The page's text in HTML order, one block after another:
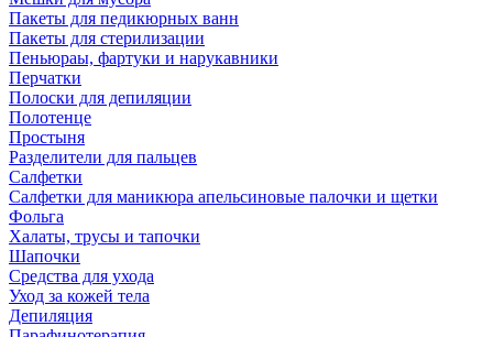
Пакеты для педикюрных ванн
Пакеты для стерилизации
Пеньюраы, фартуки и нарукавники
Перчатки
Полоски для депиляции
Полотенце
Простыня
Разделители для пальцев
Салфетки
Салфетки для маникюра апельсиновые палочки и щетки
Фольга
Халаты, трусы и тапочки
Шапочки
Средства для ухода
Уход за кожей тела
Депиляция